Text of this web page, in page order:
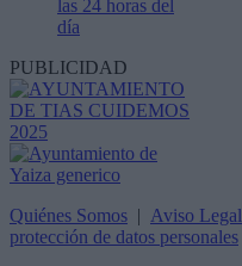
las 24 horas del
día
PUBLICIDAD
Quiénes Somos | Aviso Legal
protección de datos personales